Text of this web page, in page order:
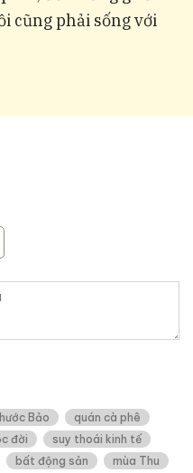
cũng phải sống với
Bảo
quán cà phê
đời
suy thoái kinh tế
bất động sản
mùa Thu